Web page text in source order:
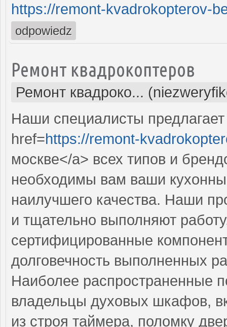
https://remont-kvadrokopterov-
odpowiedz
Ремонт квадрокоптеров
Ремонт квадроко...
Наши специалисты
href=https://remont-
москве</a> всех типов и
необходимы вам ваши
наилучшего качества. Наши
и тщательно выполняют
сертифицированные
долговечность выполненных
Наиболее распространенные
владельцы духовых шкафов,
из строя таймера, поломку